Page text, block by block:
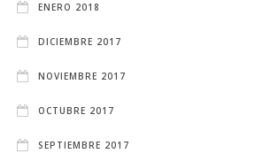
ENERO 2018
DICIEMBRE 2017
NOVIEMBRE 2017
OCTUBRE 2017
SEPTIEMBRE 2017